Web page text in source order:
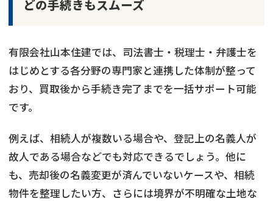
どの手続きもスムーズ
有限会社山本住建では、司法書士・税理士・弁護士を
はじめとする各分野の専門家と連携した体制が整って
おり、買取後から手続き完了までを一括サポート可能
です。
例えば、相続人が複数いる場合や、登記上の名義人が
故人である場合などでも対応できるでしょう。他に
も、売却後の名義変更が済んでいないケースや、相続
物件を整理したい方、さらには境界が不明確な土地な